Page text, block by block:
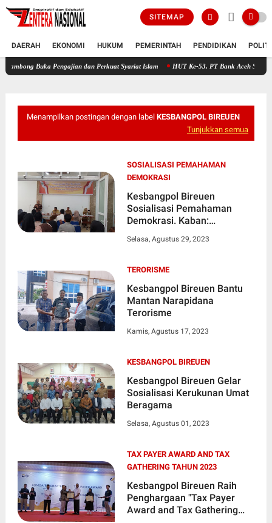
SITEMAP
DAERAH EKONOMI HUKUM PEMERINTAH PENDIDIKAN
Pengajian dan Perkuat Syariat Islam HUT Ke-53, PT Bank Aceh Syariah KC
Menampilkan postingan dengan label KESBANGPOL BIREUEN
Tunjukkan semua
SOSIALISASI PEMAHAMAN
DEMOKRASI
Kesbangpol Bireuen
Sosialisasi Pemahaman
Demokrasi. Kaban:
Selasa, Agustus 29, 2023
TERORISME
Kesbangpol Bireuen Bantu
Mantan Narapidana
Terorisme
Kamis, Agustus 17, 2023
KESBANGPOL BIREUEN
Kesbangpol Bireuen Gelar
Sosialisasi Kerukunan Umat
Beragama
Selasa, Agustus 01, 2023
TAX PAYER AWARD AND TAX
GATHERING TAHUN 2023
Kesbangpol Bireuen Raih
Penghargaan "Tax Payer
Award and Tax Gathering